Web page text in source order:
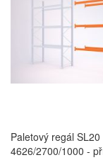
Paletový regál SL20
4626/2700/1000 -